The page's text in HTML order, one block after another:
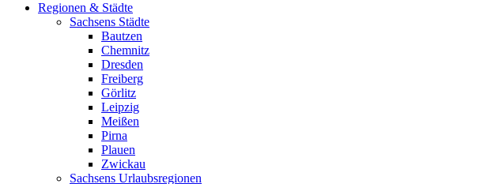
Regionen & Städte
Sachsens Städte
Bautzen
Chemnitz
Dresden
Freiberg
Görlitz
Leipzig
Meißen
Pirna
Plauen
Zwickau
Sachsens Urlaubsregionen